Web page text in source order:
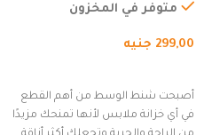
السفر، الجري العادي، المشي
(رمادي)
متوفر في المخزون
299,00 جنيه
أصبحت شنط الوسط من أهم القطع
في أي خزانة ملابس لأنها تمنحك مزيدًا